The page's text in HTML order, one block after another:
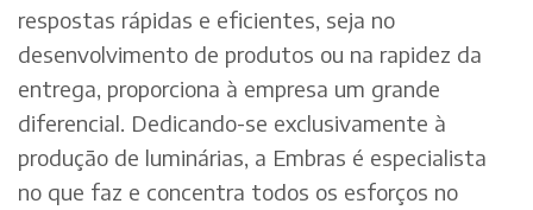
respostas rápidas e eficientes, seja no
desenvolvimento de produtos ou na rapidez da
entrega, proporciona à empresa um grande
diferencial. Dedicando-se exclusivamente à
produção de luminárias, a Embras é especialista
no que faz e concentra todos os esforços no